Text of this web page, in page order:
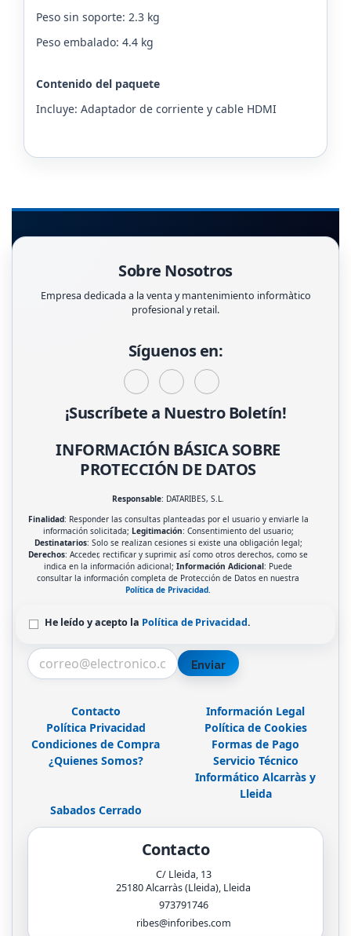
Peso sin soporte: 2.3 kg
Peso embalado: 4.4 kg
Contenido del paquete
Incluye: Adaptador de corriente y cable HDMI
Sobre Nosotros
Empresa dedicada a la venta y mantenimiento informàtico
profesional y retail.
Síguenos en:
¡Suscríbete a Nuestro Boletín!
INFORMACIÓN BÁSICA SOBRE
PROTECCIÓN DE DATOS
Responsable: DATARIBES, S.L.
Finalidad: Responder las consultas planteadas por el usuario y enviarle la
información solicitada; Legitimación: Consentimiento del usuario;
Destinatarios: Solo se realizan cesiones si existe una obligación legal;
Derechos: Acceder, rectificar y suprimir, así como otros derechos, como se
indica en la información adicional;Información Adicional: Puede
consultar la información completa de Protección de Datos en nuestra
Política de Privacidad
He leído y acepto la Política de Privacidad.
Enviar
Contacto
Información Legal
Política Privacidad
Política de Cookies
Condiciones de Compra
Formas de Pago
¿Quienes Somos?
Servicio Técnico
Informático Alcarràs y
Lleida
Sabados Cerrado
Contacto
C/ Lleida, 13
25180Alcarràs (Lleida), Lleida
973791746
ribes@inforibes.com